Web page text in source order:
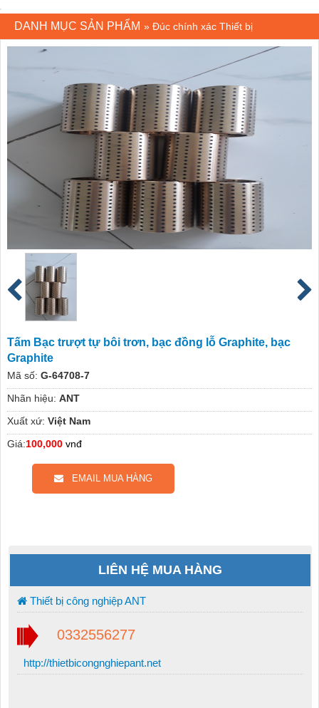
DANH MỤC SẢN PHẨM » Đúc chính xác Thiết bị
Tấm Bạc trượt tự bôi trơn, bạc đồng lỗ Graphite, bạc
Graphite
Mã số: G-64708-7
Nhãn hiệu: ANT
Xuất xứ: Việt Nam
Giá:100,000 vnđ
EMAIL MUA HÀNG
LIÊN HỆ MUA HÀNG
Thiết bị công nghiệp ANT
0332556277
http://thietbicongnghiepant.net